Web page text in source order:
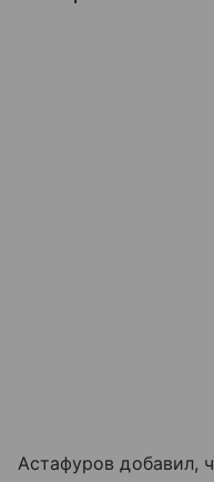
Астафуров добавил,